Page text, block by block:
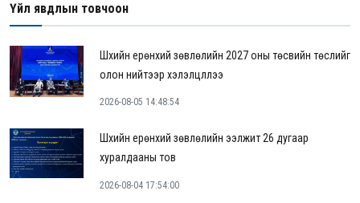
Үйл явдлын товчоон
Шүүхийн ерөнхий зөвлөлийн 2027 оны төсвийн төслийг
олон нийтээр хэлэлцүүллээ
2026-08-05 14:48:54
Шүүхийн ерөнхий зөвлөлийн ээлжит 26 дугаар
хуралдааны тов
2026-08-04 17:54:00